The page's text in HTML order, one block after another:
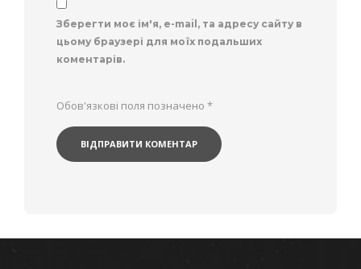
Зберегти моє ім'я, e-mail, та адресу сайту в
цьому браузері для моїх подальших
коментарів.
Обов'язкові поля позначено *